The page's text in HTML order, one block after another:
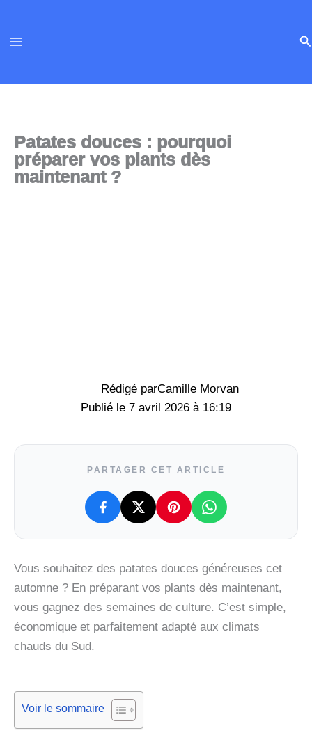
contenu
Patates douces : pourquoi
préparer vos plants dès
maintenant ?
Rédigé parCamille Morvan
7 avril 2026 à 16:19
PARTAGER CET ARTICLE
Vous souhaitez des patates douces généreuses cet
automne ? En préparant vos plants dès maintenant,
vous gagnez des semaines de culture. C’est simple,
économique et parfaitement adapté aux climats
chauds du Sud.
Voir le sommaire